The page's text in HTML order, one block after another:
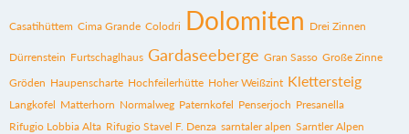
Casatihüttem Cima Grande Colodri Dolomiten Drei Zinnen
Dürrenstein Furtschaglhaus Gardaseeberge Gran Sasso Große Zinne
Gröden Haupenscharte Hochfeilerhütte Hoher Weißzint Klettersteig
Langkofel Matterhorn Normalweg Paternkofel Penserjoch Presanella
Rifugio Lobbia Alta Rifugio Stavel F. Denza sarntaler alpen Sarntler Alpen